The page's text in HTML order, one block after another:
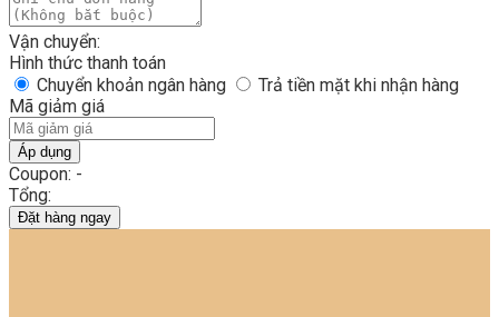
Vận chuyển:
Hình thức thanh toán
Chuyển khoản ngân hàng
Trả tiền mặt khi nhận hàng
Mã giảm giá
Áp dụng
Coupon: -
Tổng:
Đặt hàng ngay